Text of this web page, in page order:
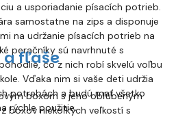
a usporiadanie písacích potrieb.
samostatne na zips a disponuje
na udržanie písacích potrieb na
peračníky sú navrhnuté s
čo z nich robí skvelú voľbu
Vďaka nim si vaše deti udržia
potrebách a budú mať všetko
rýchle použitie.
a fľaše
boxom s jeho obľúbeným
boxov niekoľkých veľkostí s